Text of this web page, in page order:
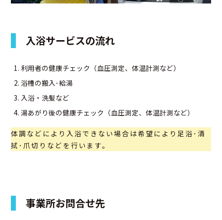
入浴サービスの流れ
利用者の健康チェック（血圧測定、体温計測など）
浴槽の搬入･給湯
入浴・洗髪など
湯あがり後の健康チェック（血圧測定、体温計測など）
体調などにより入浴できない場合は希望により足浴･清
拭･爪切りなどを行います。
事業所お問合せ先